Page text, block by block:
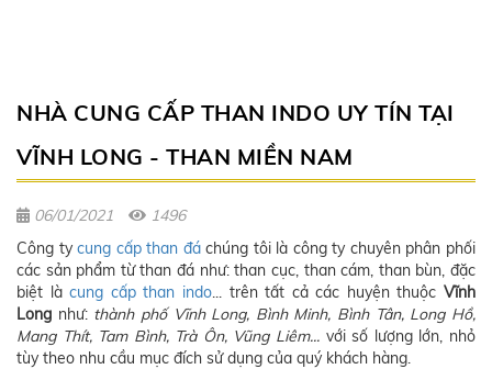
NHÀ CUNG CẤP THAN INDO UY TÍN TẠI
VĨNH LONG - THAN MIỀN NAM
06/01/2021
1496
Công tycung cấp than đáchúng tôi là công ty chuyên phân phối
các sản phẩm từ than đá như: than cục, than cám, than bùn, đặc
biệt làcung cấp than indo... trên tất cả các huyện thuộcVĩnh
Long như: thành phố Vĩnh Long, Bình Minh, Bình Tân, Long Hồ,
Mang Thít, Tam Bình, Trà Ôn, Vũng Liêm... với số lượng lớn, nhỏ
tùy theo nhu cầu mục đích sử dụng của quý khách hàng.